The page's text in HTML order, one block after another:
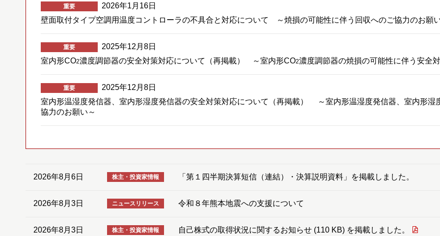
重要
2026年1月16日
壁面取付タイプ空調用温度コントローラの不具合と対応について ～焼損の可能性に伴う回収へのご協力のお願
重要
2025年12月8日
室内形CO2濃度調節器の安全対策対応について（再掲載） ～室内形CO2濃度調節器の焼損の可能性に伴う安全
重要
2025年12月8日
室内形温湿度発信器、室内形湿度発信器の安全対策対応について（再掲載） ～室内形温湿度発信器、室内形湿
協力のお願い～
2026年8月6日 株主・投資家情報 「第１四半期決算短信（連結）・決算説明資料」を掲載しました。
2026年8月3日 ニュースリリース 令和８年熊本地震への支援について
2026年8月3日 株主・投資家情報 自己株式の取得状況に関するお知らせ (110 KB) を掲載しました。